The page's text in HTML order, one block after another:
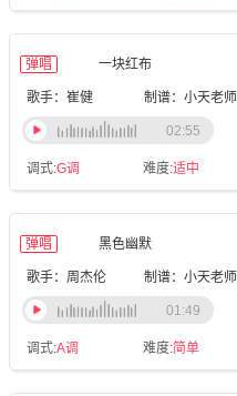
弹唱 一块红布
歌手：崔健 制谱：小天老师
调式:G调 难度:适中
02:55
弹唱 黑色幽默
歌手：周杰伦 制谱：小天老师
调式:A调 难度:简单
01:49